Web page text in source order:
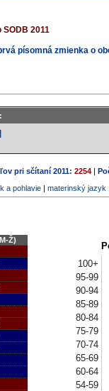
2011
písomná zmienka o
pri sčítaní 2011: 2254 |
a pohlavie| materinský jazyk
Ž)
100+
95-99
90-94
85-89
80-84
75-79
70-74
65-69
60-64
54-59